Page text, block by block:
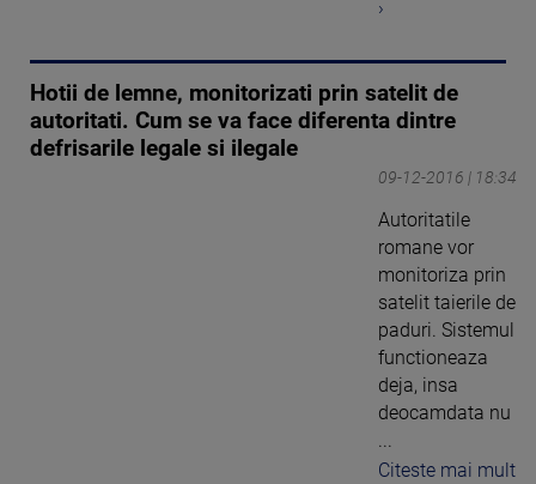
›
Hotii de lemne, monitorizati prin satelit de
autoritati. Cum se va face diferenta dintre
defrisarile legale si ilegale
09-12-2016 | 18:34
Autoritatile
romane vor
monitoriza prin
satelit taierile de
paduri. Sistemul
functioneaza
deja, insa
deocamdata nu
...
Citeste mai mult